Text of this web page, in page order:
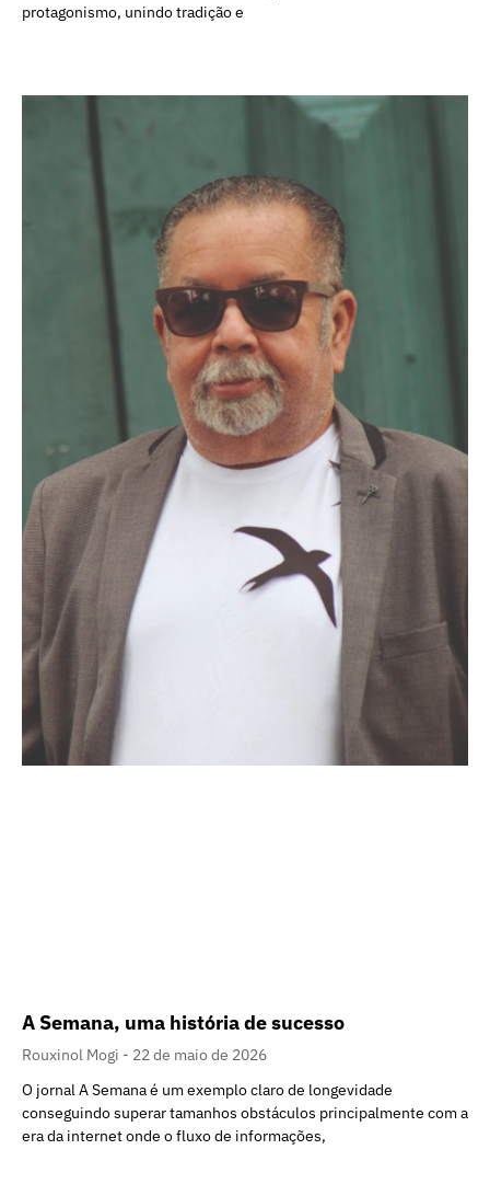
protagonismo, unindo tradição e
A Semana, uma história de sucesso
Rouxinol Mogi
22 de maio de 2026
O jornal A Semana é um exemplo claro de longevidade
conseguindo superar tamanhos obstáculos principalmente com a
era da internet onde o fluxo de informações,